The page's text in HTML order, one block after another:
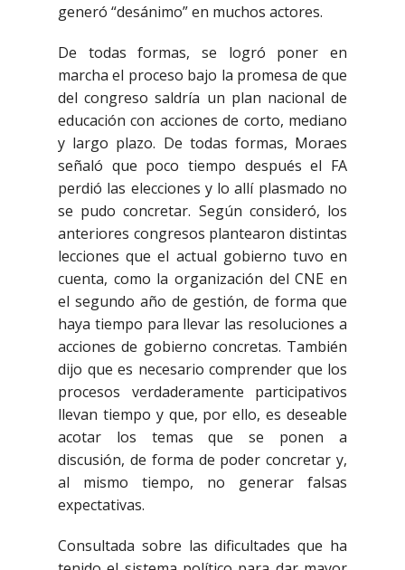
generó “desánimo” en muchos actores.
De todas formas, se logró poner en
marcha el proceso bajo la promesa de que
del congreso saldría un plan nacional de
educación con acciones de corto, mediano
y largo plazo. De todas formas, Moraes
señaló que poco tiempo después el FA
perdió las elecciones y lo allí plasmado no
se pudo concretar. Según consideró, los
anteriores congresos plantearon distintas
lecciones que el actual gobierno tuvo en
cuenta, como la organización del CNE en
el segundo año de gestión, de forma que
haya tiempo para llevar las resoluciones a
acciones de gobierno concretas. También
dijo que es necesario comprender que los
procesos verdaderamente participativos
llevan tiempo y que, por ello, es deseable
acotar los temas que se ponen a
discusión, de forma de poder concretar y,
al mismo tiempo, no generar falsas
expectativas.
Consultada sobre las dificultades que ha